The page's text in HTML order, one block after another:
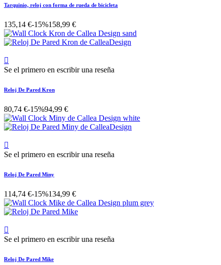
Tarquinio, reloj con forma de rueda de bicicleta
135,14 €-15%158,99 €

Se el primero en escribir una reseña
Reloj De Pared Kron
80,74 €-15%94,99 €

Se el primero en escribir una reseña
Reloj De Pared Miny
114,74 €-15%134,99 €

Se el primero en escribir una reseña
Reloj De Pared Mike